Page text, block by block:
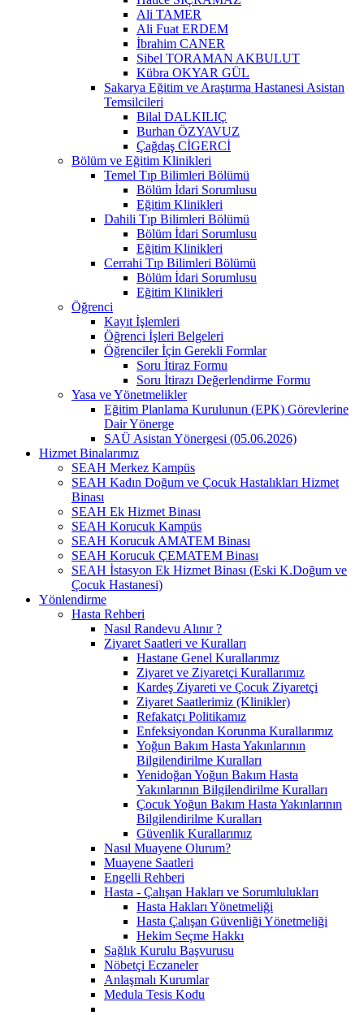
Ali TAMER
Ali Fuat ERDEM
İbrahim CANER
Sibel TORAMAN AKBULUT
Kübra OKYAR GÜL
Sakarya Eğitim ve Araştırma Hastanesi Asistan
Temsilcileri
Bilal DALKILIÇ
Burhan ÖZYAVUZ
Çağdaş CİGERCİ
Bölüm ve Eğitim Klinikleri
Temel Tıp Bilimleri Bölümü
Bölüm İdari Sorumlusu
Eğitim Klinikleri
Dahili Tıp Bilimleri Bölümü
Bölüm İdari Sorumlusu
Eğitim Klinikleri
Cerrahi Tıp Bilimleri Bölümü
Bölüm İdari Sorumlusu
Eğitim Klinikleri
Öğrenci
Kayıt İşlemleri
Öğrenci İşleri Belgeleri
Öğrenciler İçin Gerekli Formlar
Soru İtiraz Formu
Soru İtirazı Değerlendirme Formu
Yasa ve Yönetmelikler
Eğitim Planlama Kurulunun (EPK) Görevlerine
Dair Yönerge
SAÜ Asistan Yönergesi (05.06.2026)
Hizmet Binalarımız
SEAH Merkez Kampüs
SEAH Kadın Doğum ve Çocuk Hastalıkları Hizmet
Binası
SEAH Ek Hizmet Binası
SEAH Korucuk Kampüs
SEAH Korucuk AMATEM Binası
SEAH Korucuk ÇEMATEM Binası
SEAH İstasyon Ek Hizmet Binası (Eski K.Doğum ve
Çocuk Hastanesi)
Yönlendirme
Hasta Rehberi
Nasıl Randevu Alınır ?
Ziyaret Saatleri ve Kuralları
Hastane Genel Kurallarımız
Ziyaret ve Ziyaretçi Kurallarımız
Kardeş Ziyareti ve Çocuk Ziyaretçi
Ziyaret Saatlerimiz (Klinikler)
Refakatçı Politikamız
Enfeksiyondan Korunma Kurallarımız
Yoğun Bakım Hasta Yakınlarının
Bilgilendirilme Kuralları
Yenidoğan Yoğun Bakım Hasta
Yakınlarının Bilgilendirilme Kuralları
Çocuk Yoğun Bakım Hasta Yakınlarının
Bilgilendirilme Kuralları
Güvenlik Kurallarımız
Nasıl Muayene Olurum?
Muayene Saatleri
Engelli Rehberi
Hasta - Çalışan Hakları ve Sorumlulukları
Hasta Hakları Yönetmeliği
Hasta Çalışan Güvenliği Yönetmeliği
Hekim Seçme Hakkı
Sağlık Kurulu Başvurusu
Nöbetçi Eczaneler
Anlaşmalı Kurumlar
Medula Tesis Kodu